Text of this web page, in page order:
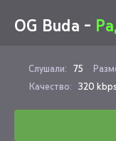
OG Buda -
Слушали: 75
Качество: 320 kbps